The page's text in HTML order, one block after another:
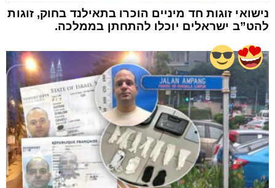
נישואי זוגות חד מיניים הוכרו בתאילנד בחוק, זוגות
להט”ב ישראלים יוכלו להתחתן בממלכה.